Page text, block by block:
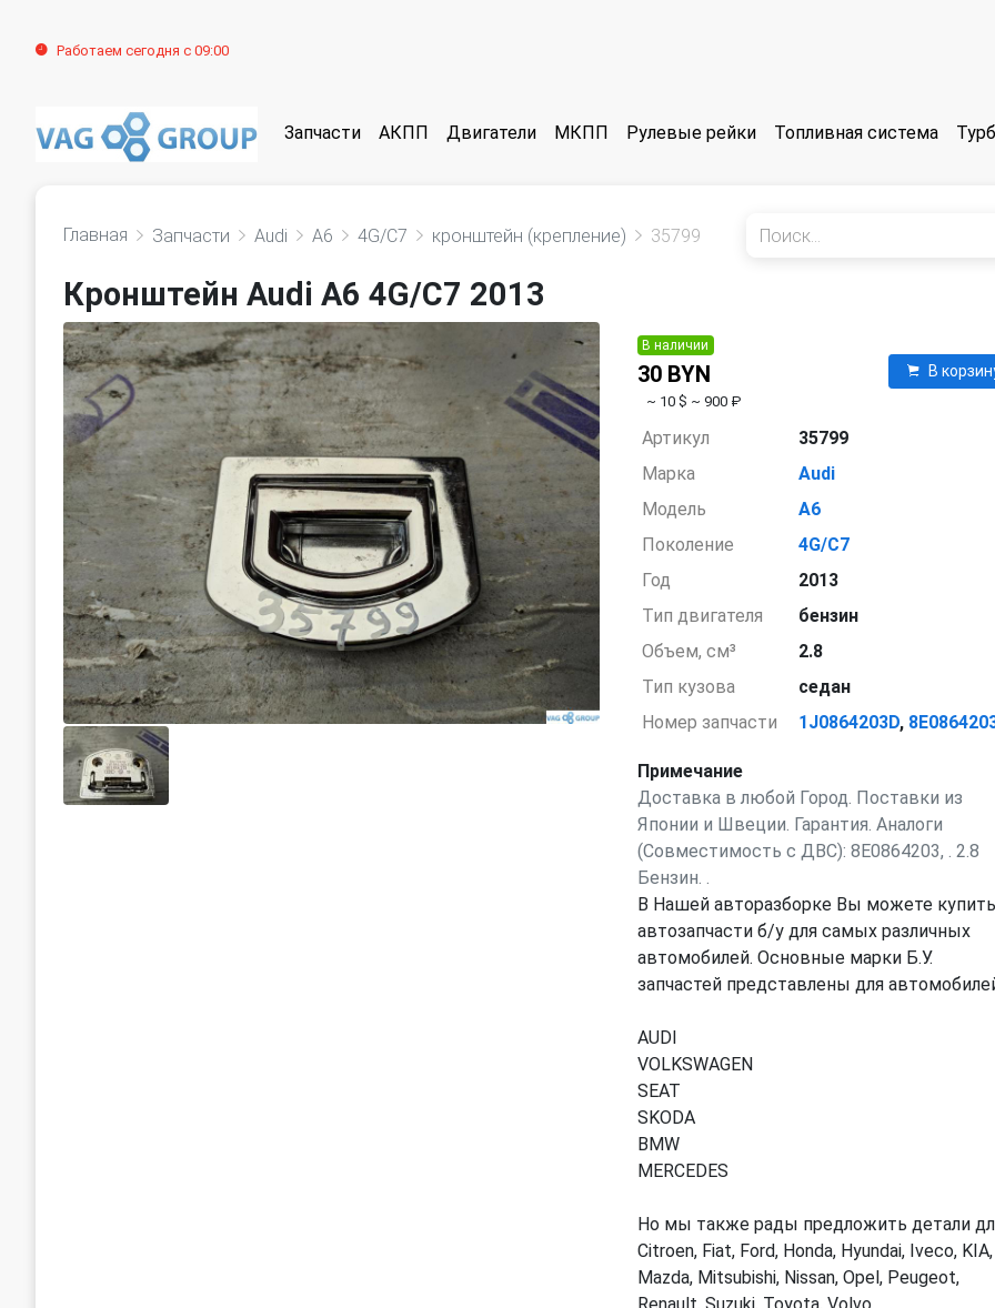
Работаем сегодня с 09:00
Запчасти АКПП Двигатели МКПП Рулевые рейки Топливная система
Главная Запчасти Audi A6 4G/C7 кронштейн (крепление) 35799
Кронштейн Audi A6 4G/C7 2013
В наличии
30 BYN
~ 10 $ ~ 900 ₽
В
Артикул
35799
Марка
Audi
Модель
A6
Поколение
4G/C7
Год
2013
Тип двигателя
бензин
Объем, см³
2.8
Тип кузова
седан
Номер запчасти
1J0864203D,
Примечание
Доставка в любой Город. Поставки из
Японии и Швеции. Гарантия. Аналоги
(Совместимость с ДВС): 8E0864203, . 2.8
Бензин. .
В Нашей авторазборке Вы можете купить
автозапчасти б/у для самых различных
автомобилей. Основные марки Б.У.
запчастей представлены для
AUDI
VOLKSWAGEN
SEAT
SKODA
BMW
MERCEDES
Но мы также рады предложить детали
Citroen, Fiat, Ford, Honda, Hyundai, Iveco, KIA,
Mazda, Mitsubishi, Nissan, Opel, Peugeot,